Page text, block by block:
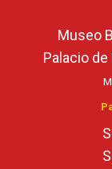
Museo
Palacio de